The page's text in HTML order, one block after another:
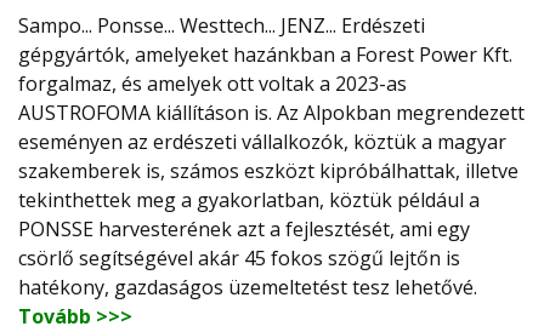
Sampo... Ponsse... Westtech... JENZ... Erdészeti
gépgyártók, amelyeket hazánkban a Forest Power Kft.
forgalmaz, és amelyek ott voltak a 2023-as
AUSTROFOMA kiállításon is. Az Alpokban megrendezett
eseményen az erdészeti vállalkozók, köztük a magyar
szakemberek is, számos eszközt kipróbálhattak, illetve
tekinthettek meg a gyakorlatban, köztük például a
PONSSE harvesterének azt a fejlesztését, ami egy
csörlő segítségével akár 45 fokos szögű lejtőn is
hatékony, gazdaságos üzemeltetést tesz lehetővé.
Tovább >>>